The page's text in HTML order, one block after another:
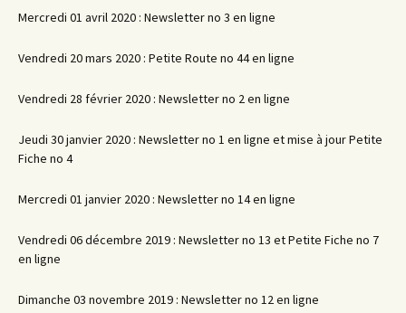
Mercredi 01 avril 2020 : Newsletter no 3 en ligne
Vendredi 20 mars 2020 : Petite Route no 44 en ligne
Vendredi 28 février 2020 : Newsletter no 2 en ligne
Jeudi 30 janvier 2020 : Newsletter no 1 en ligne et mise à jour Petite
Fiche no 4
Mercredi 01 janvier 2020 : Newsletter no 14 en ligne
Vendredi 06 décembre 2019 : Newsletter no 13 et Petite Fiche no 7
en ligne
Dimanche 03 novembre 2019 : Newsletter no 12 en ligne